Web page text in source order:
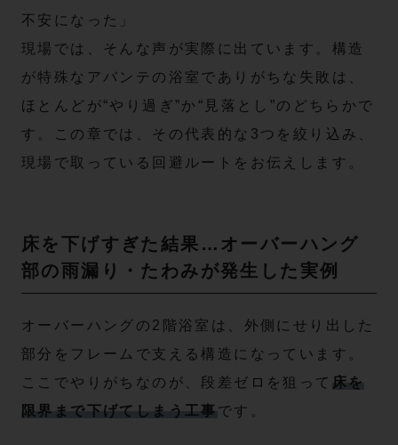
不安になった」
現場では、そんな声が実際に出ています。構造
が特殊なアバンテの浴室でありがちな失敗は、
ほとんどが“やり過ぎ”か“見落とし”のどちらかで
す。この章では、その代表的な3つを絞り込み、
現場で取っている回避ルートをお伝えします。
床を下げすぎた結果…オーバーハング
部の雨漏り・たわみが発生した実例
オーバーハングの2階浴室は、外側にせり出した
部分をフレームで支える構造になっています。
ここでやりがちなのが、段差ゼロを狙って 床を
限界まで下げてしまう工事 です。